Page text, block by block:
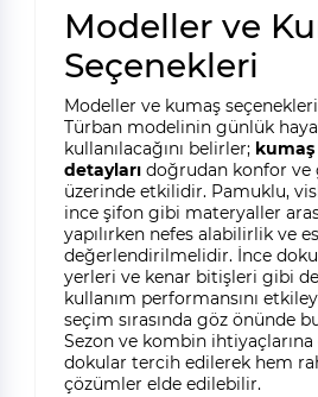
Modeller ve
Seçenekleri
Modeller ve kumaş
Türban modelinin günlük
kullanılacağını belirler;
detaylarıdoğrudan konfor ve
üzerinde etkilidir. Pamuklu,
ince şifon gibi materyaller
yapılırken nefes alabilirlik ve
değerlendirilmelidir. İnce
yerleri ve kenar bitişleri gibi
kullanım performansını
seçim sırasında göz önünde
Sezon ve kombin ihtiyaçlarına
dokular tercih edilerek hem
çözümler elde edilebilir.